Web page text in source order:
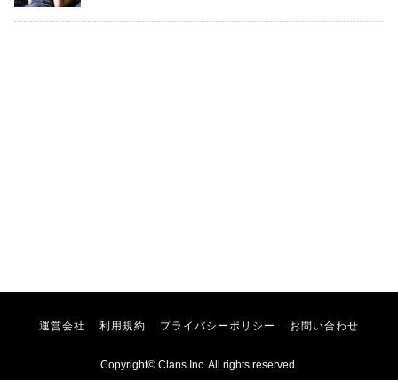
運営会社 利用規約 プライバシーポリシー お問い合わせ
Copyright© Clans Inc. All rights reserved.